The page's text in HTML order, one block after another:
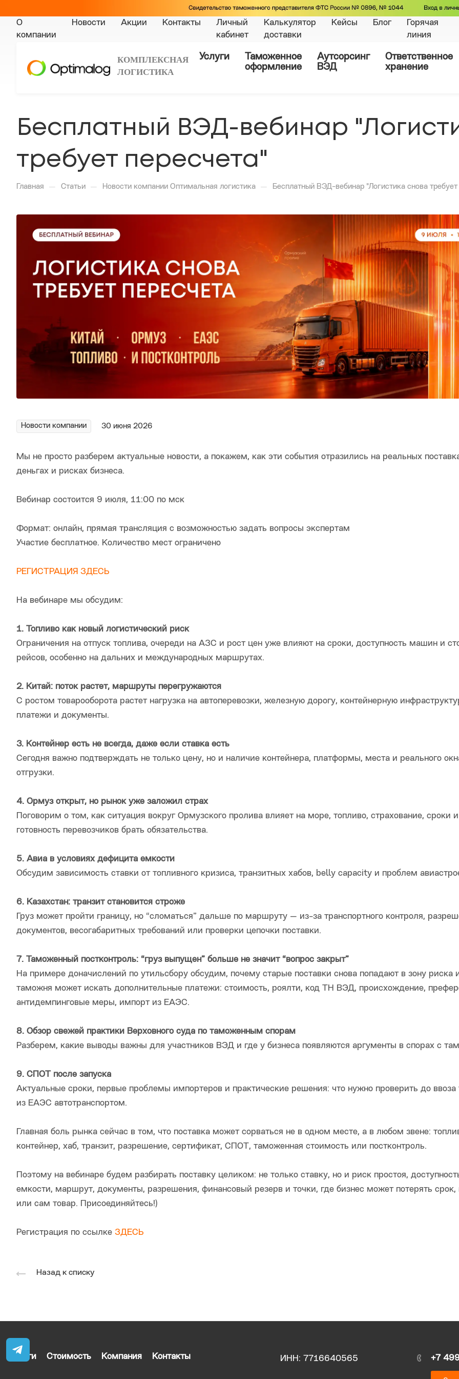
О
компании
Новости Акции Контакты
Личный
кабинет
Калькулятор
доставки
Кейсы Блог
Горячая
линия
КОМПЛЕКСНАЯ
ЛОГИСТИКА
Услуги
Таможенное
оформление
Аутсорсинг
ВЭД
Ответственное
хранение
Бесплатный ВЭД-вебинар
требует пересчета"
Главная — Статьи — Новости компании Оптимальная логистика — Бесплатный ВЭД-вебинар "Логистика снова требует
Новости компании 30 июня 2026
Мы не просто разберем актуальные новости, а покажем, как эти события отразились на реальных
деньгах и рисках бизнеса.
Вебинар состоится 9 июля, 11:00 по мск
Формат: онлайн, прямая трансляция с возможностью задать вопросы экспертам
Участие бесплатное. Количество мест ограничено
РЕГИСТРАЦИЯ ЗДЕСЬ
На вебинаре мы обсудим:
1. Топливо как новый логистический риск
Ограничения на отпуск топлива, очереди на АЗС и рост цен уже влияют на сроки, доступность машин и
рейсов, особенно на дальних и международных маршрутах.
2. Китай: поток растет, маршруты перегружаются
С ростом товарооборота растет нагрузка на автоперевозки, железную дорогу, контейнерную
платежи и документы.
3. Контейнер есть не всегда, даже если ставка есть
Сегодня важно подтверждать не только цену, но и наличие контейнера, платформы, места и реального
отгрузки.
4. Ормуз открыт, но рынок уже заложил страх
Поговорим о том, как ситуация вокруг Ормузского пролива влияет на море, топливо, страхование, сроки и
готовность перевозчиков брать обязательства.
5. Авиа в условиях дефицита емкости
Обсудим зависимость ставки от топливного кризиса, транзитных хабов, belly capacity и проблем
6. Казахстан: транзит становится строже
Груз может пройти границу, но “сломаться” дальше по маршруту — из-за транспортного контроля,
документов, весогабаритных требований или проверки цепочки поставки.
7. Таможенный постконтроль: “груз выпущен” больше не значит “вопрос закрыт”
На примере доначислений по утильсбору обсудим, почему старые поставки снова попадают в зону риска
таможня может искать дополнительные платежи: стоимость, роялти, код ТН ВЭД, происхождение,
антидемпинговые меры, импорт из ЕАЭС.
8. Обзор свежей практики Верховного суда по таможенным спорам
Разберем, какие выводы важны для участников ВЭД и где у бизнеса появляются аргументы в спорах с
9. СПОТ после запуска
Актуальные сроки, первые проблемы импортеров и практические решения: что нужно проверить до ввоза
из ЕАЭС автотранспортом.
Главная боль рынка сейчас в том, что поставка может сорваться не в одном месте, а в любом звене:
контейнер, хаб, транзит, разрешение, сертификат, СПОТ, таможенная стоимость или постконтроль.
Поэтому на вебинаре будем разбирать поставку целиком: не только ставку, но и риск простоя,
емкости, маршрут, документы, разрешения, финансовый резерв и точки, где бизнес может потерять
или сам товар. Присоединяйтесь!)
Регистрация по ссылке ЗДЕСЬ
Назад к списку
Услуги Стоимость Компания Контакты ИНН: 7716640565 +7